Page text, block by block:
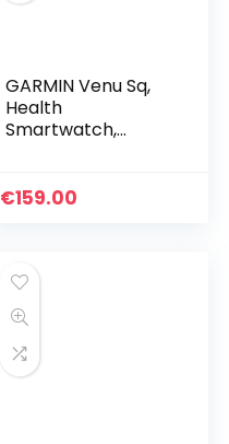
GARMIN Venu Sq,
Health
Smartwatch,
Sport-Apps,
Dagen,
Contactloos
betalen
€159.00